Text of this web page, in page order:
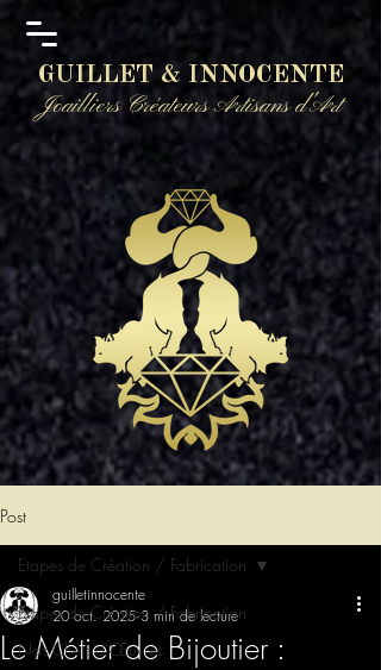
GUILLET & INNOCENTE
Joailliers Créateurs Artisans d'Art
Post
Etapes de Création / Fabrication
Nos Chefs d'Œuvres
Etapes de Création / Fabrication
Le Métier de Bijoutier :
guilletinnocente
20 oct. 2025 3 min de lecture